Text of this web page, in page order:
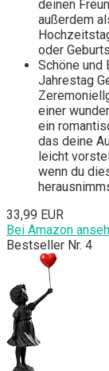
deinen
außerdem
oder
Schöne und
Jahrestag
einer
ein
das deine
leicht
wenn du
33,99 EUR
Bei Amazon
Bestseller Nr. 4